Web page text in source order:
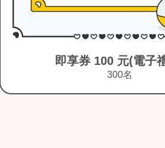
即享券 25 元(電子
1,200名